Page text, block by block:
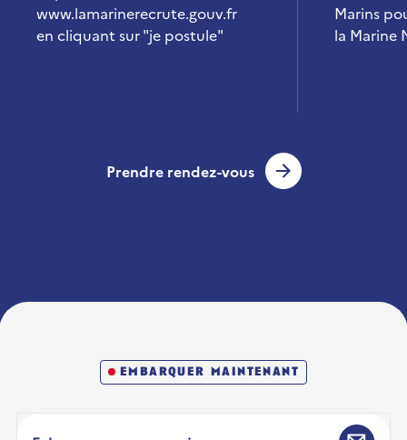
www.lamarinerecrute.gouv.fr
en cliquant sur "je postule"
Marins
la Marine
Prendre rendez-vous
embarquer maintenant